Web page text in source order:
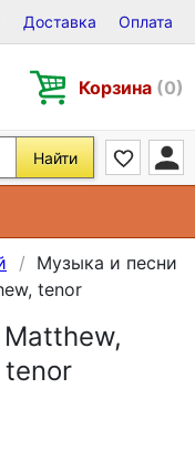
CD и DVD
Доставка Оплата
Корзина (0)
Найти
Музыка и песни
tenor